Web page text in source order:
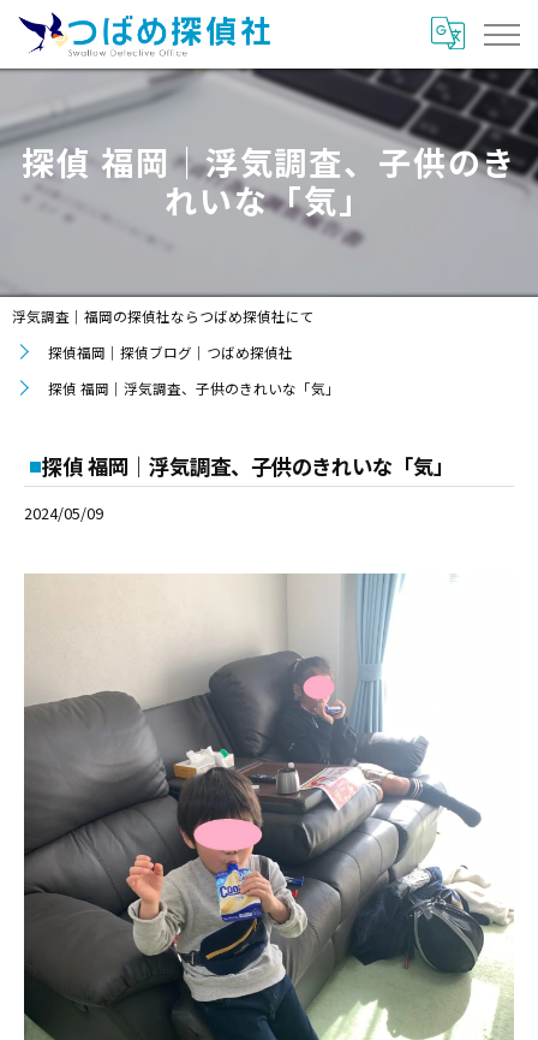
探偵 福岡｜浮気調査、子供のき
れいな「気」
浮気調査｜福岡の探偵社ならつばめ探偵社にて
探偵福岡｜探偵ブログ｜つばめ探偵社
探偵 福岡｜浮気調査、子供のきれいな「気」
探偵 福岡｜浮気調査、子供のきれいな「気」
2024/05/09